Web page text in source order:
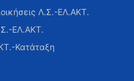
Λ.Σ.-ΕΛ.ΑΚΤ.
ΕΛ.ΑΚΤ.
Κατάταξη